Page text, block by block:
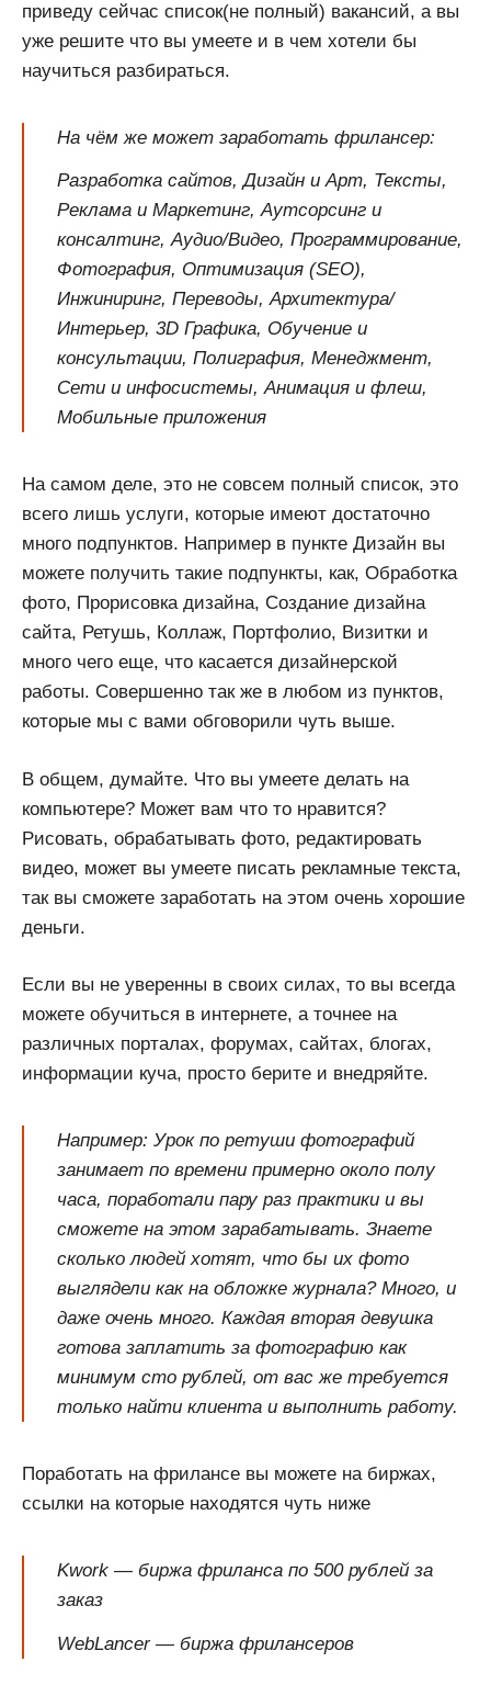
приведу сейчас список(не полный) вакансий, а вы
уже решите что вы умеете и в чем хотели бы
научиться разбираться.
На чём же может заработать фрилансер:
Разработка сайтов, Дизайн и Арт, Тексты,
Реклама и Маркетинг, Аутсорсинг и
консалтинг, Аудио/Видео, Программирование,
Фотография, Оптимизация (SEO),
Инжиниринг, Переводы, Архитектура/
Интерьер, 3D Графика, Обучение и
консультации, Полиграфия, Менеджмент,
Сети и инфосистемы, Анимация и флеш,
Мобильные приложения
На самом деле, это не совсем полный список, это
всего лишь услуги, которые имеют достаточно
много подпунктов. Например в пункте Дизайн вы
можете получить такие подпункты, как, Обработка
фото, Прорисовка дизайна, Создание дизайна
сайта, Ретушь, Коллаж, Портфолио, Визитки и
много чего еще, что касается дизайнерской
работы. Совершенно так же в любом из пунктов,
которые мы с вами обговорили чуть выше.
В общем, думайте. Что вы умеете делать на
компьютере? Может вам что то нравится?
Рисовать, обрабатывать фото, редактировать
видео, может вы умеете писать рекламные текста,
так вы сможете заработать на этом очень хорошие
деньги.
Если вы не уверенны в своих силах, то вы всегда
можете обучиться в интернете, а точнее на
различных порталах, форумах, сайтах, блогах,
информации куча, просто берите и внедряйте.
Например: Урок по ретуши фотографий
занимает по времени примерно около полу
часа, поработали пару раз практики и вы
сможете на этом зарабатывать. Знаете
сколько людей хотят, что бы их фото
выглядели как на обложке журнала? Много, и
даже очень много. Каждая вторая девушка
готова заплатить за фотографию как
минимум сто рублей, от вас же требуется
только найти клиента и выполнить работу.
Поработать на фрилансе вы можете на биржах,
ссылки на которые находятся чуть ниже
Kwork — биржа фриланса по 500 рублей за
заказ
WebLancer — биржа фрилансеров